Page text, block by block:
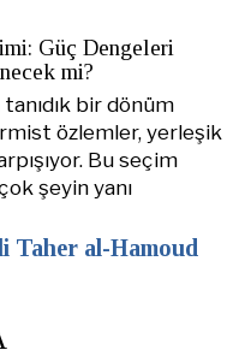
Güç Dengeleri
mi?
bir dönüm
özlemler, yerleşik
Bu seçim
şeyin yanı
Taher al-Hamoud